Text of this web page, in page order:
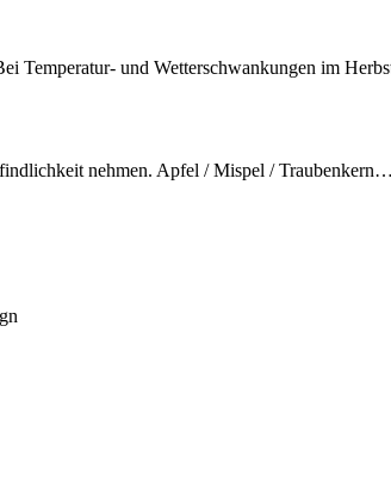
Temperatur- und Wetterschwankungen im
nehmen. Apfel / Mispel /